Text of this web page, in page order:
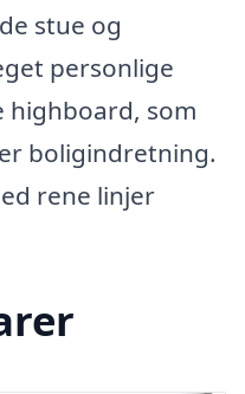
stue og
personlige
highboard, som
boligindretning.
rene linjer